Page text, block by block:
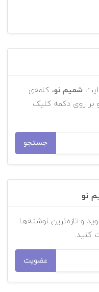
شمیم نو، کلمه‌ی
بر روی دکمه کلیک
جستجو
نو
و تازه‌ترین نوشته‌ها
کنید.
عضویت